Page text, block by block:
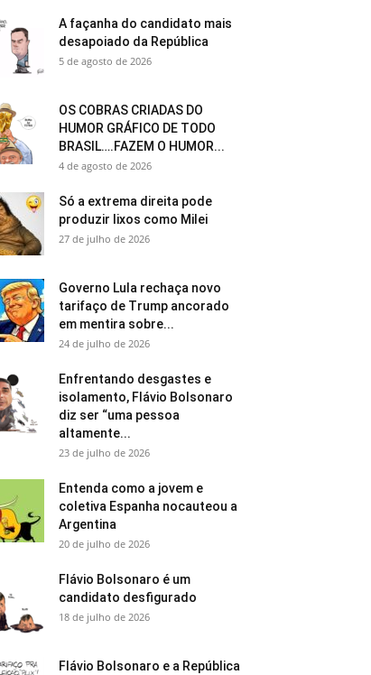
A façanha do candidato mais
desapoiado da República
5 de agosto de 2026
OS COBRAS CRIADAS DO
HUMOR GRÁFICO DE TODO
BRASIL….FAZEM O HUMOR...
4 de agosto de 2026
Só a extrema direita pode
produzir lixos como Milei
27 de julho de 2026
Governo Lula rechaça novo
tarifaço de Trump ancorado
em mentira sobre...
24 de julho de 2026
Enfrentando desgastes e
isolamento, Flávio Bolsonaro
diz ser “uma pessoa
altamente...
23 de julho de 2026
Entenda como a jovem e
coletiva Espanha nocauteou a
Argentina
20 de julho de 2026
Flávio Bolsonaro é um
candidato desfigurado
18 de julho de 2026
Flávio Bolsonaro e a República